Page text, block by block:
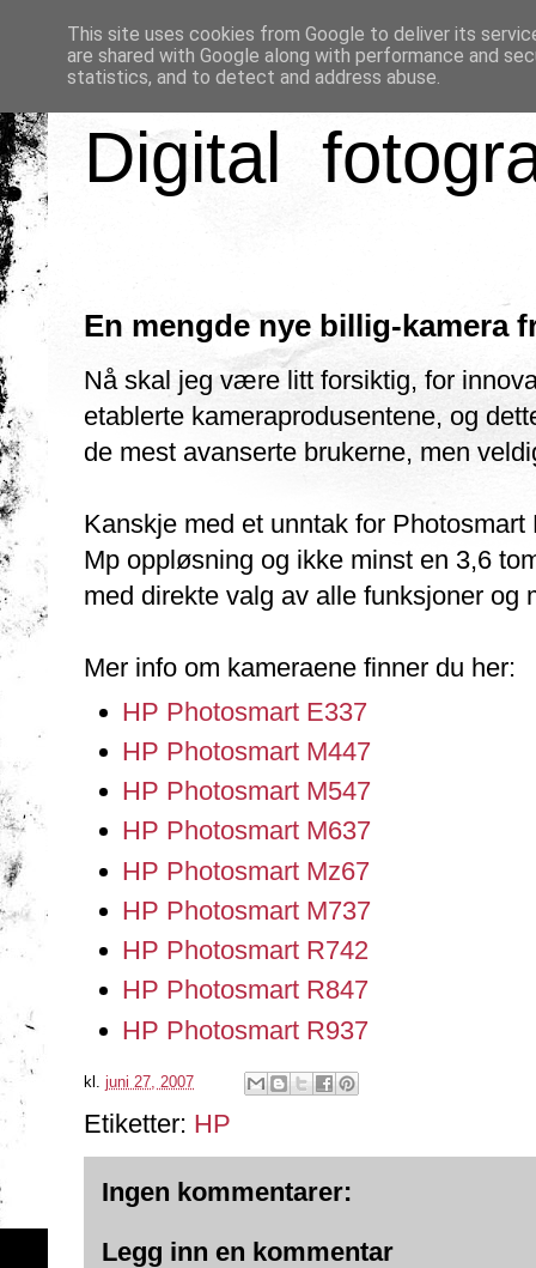
Digital
En mengde nye billig-kamera
Nå skal jeg være litt forsiktig, for
etablerte kameraprodusentene, og
de mest avanserte brukerne, men
Kanskje med et unntak for
Mp oppløsning og ikke minst en 3,6
med direkte valg av alle funksjoner og
Mer info om kameraene finner du her:
HP Photosmart E337
HP Photosmart M447
HP Photosmart M547
HP Photosmart M637
HP Photosmart Mz67
HP Photosmart M737
HP Photosmart R742
HP Photosmart R847
HP Photosmart R937
kl. juni 27, 2007
Etiketter: HP
Ingen kommentarer:
Legg inn en kommentar
This site uses cookies from Google to deliver its
are shared with Google along with performance and
statistics, and to detect and address abuse.